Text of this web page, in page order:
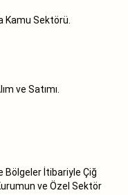
Kamu Sektörü.
ve Satımı.
Bölgeler İtibariyle Çiğ
ve Özel Sektör